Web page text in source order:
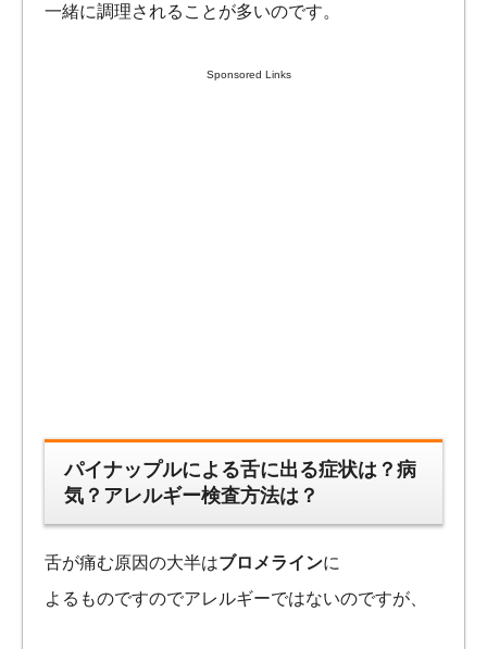
一緒に調理されることが多いのです。
Sponsored Links
パイナップルによる舌に出る症状は？病
気？アレルギー検査方法は？
舌が痛む原因の大半はブロメラインに
よるものですのでアレルギーではないのですが、